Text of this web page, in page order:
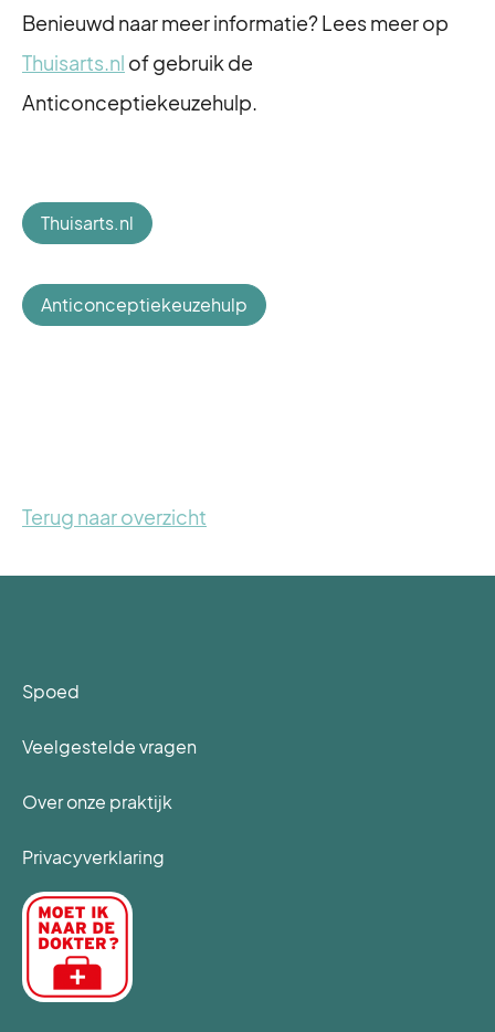
Benieuwd naar meer informatie? Lees meer op
Thuisarts.nl of gebruik de
Anticonceptiekeuzehulp.
Thuisarts.nl
Anticonceptiekeuzehulp
Terug naar overzicht
Spoed
Veelgestelde vragen
Over onze praktijk
Privacyverklaring